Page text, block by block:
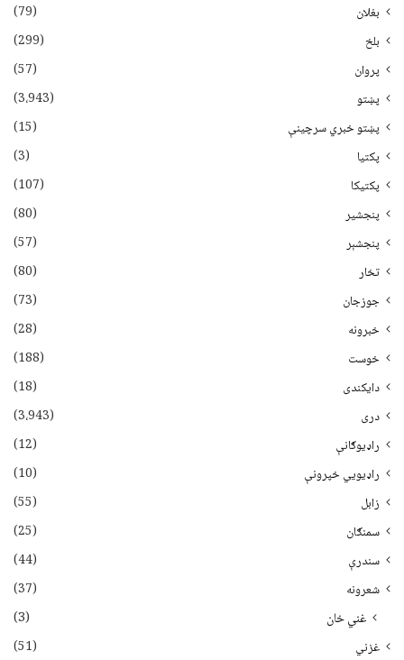
بغلان
(79)
بلخ
(299)
پروان
(57)
پښتو
(3،943)
پښتو خبري سرچينې
(15)
پکتيا
(3)
پکتیکا
(107)
پنجشیر
(80)
پنجشېر
(57)
تخار
(80)
جوزجان
(73)
خبرونه
(28)
خوست
(188)
دایکندی
(18)
دری
(3،943)
راډیوګانې
(12)
راډیويي خپرونې
(10)
زابل
(55)
سمنګان
(25)
سندرې
(44)
شعرونه
(37)
غني خان
(3)
غزني
(51)